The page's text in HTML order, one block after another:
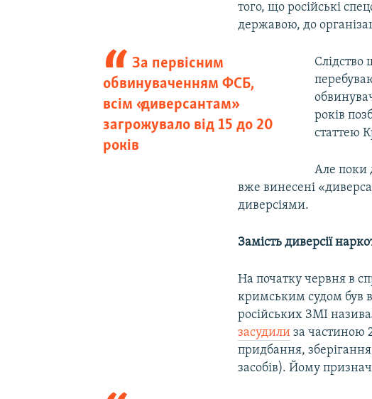
того, що російські
державою, до
За первісним
обвинуваченням ФСБ,
всім «диверсантам»
загрожувало від 15 до 20
років
років
статтею
Але поки
вже винесені
диверсіями.
Замість диверсії
На початку червня в
кримським судом був
російських ЗМІ
засудили за частиною
придбання,
засобів). Йому